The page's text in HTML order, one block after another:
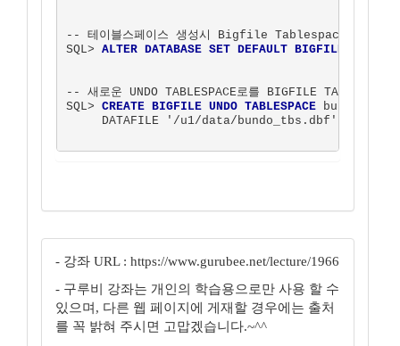
-- 테이블스페이스 생성시 Bigfile Tablespace를 디폴트
SQL> ALTER DATABASE SET DEFAULT BIGFILE
-- 새로운 UNDO TABLESPACE로를 BIGFILE TABLESPACE
SQL> CREATE BIGFILE UNDO TABLESPACE bundo_tbs
DATAFILE '/u1/data/bundo_tbs.dbf' SIZE
- 강좌 URL : https://www.gurubee.net/lecture/1966
- 구루비 강좌는 개인의 학습용으로만 사용 할 수
있으며, 다른 웹 페이지에 게재할 경우에는 출처
를 꼭 밝혀 주시면 고맙겠습니다.~^^